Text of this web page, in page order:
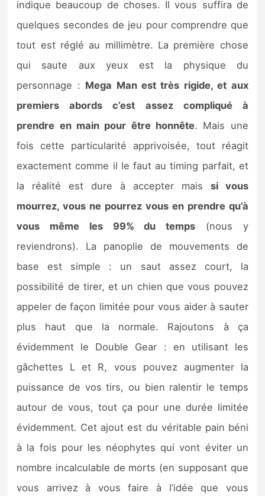
indique beaucoup de choses. Il vous suffira de
quelques secondes de jeu pour comprendre que
tout est réglé au millimètre. La première chose
qui saute aux yeux est la physique du
personnage : Mega Man est très rigide, et aux
premiers abords c’est assez compliqué à
prendre en main pour être honnête. Mais une
fois cette particularité apprivoisée, tout réagit
exactement comme il le faut au timing parfait, et
la réalité est dure à accepter mais si vous
mourrez, vous ne pourrez vous en prendre qu’à
vous même les 99% du temps (nous y
reviendrons). La panoplie de mouvements de
base est simple : un saut assez court, la
possibilité de tirer, et un chien que vous pouvez
appeler de façon limitée pour vous aider à sauter
plus haut que la normale. Rajoutons à ça
évidemment le Double Gear : en utilisant les
gâchettes L et R, vous pouvez augmenter la
puissance de vos tirs, ou bien ralentir le temps
autour de vous, tout ça pour une durée limitée
évidemment. Cet ajout est du véritable pain béni
à la fois pour les néophytes qui vont éviter un
nombre incalculable de morts (en supposant que
vous arrivez à vous faire à l’idée que vous